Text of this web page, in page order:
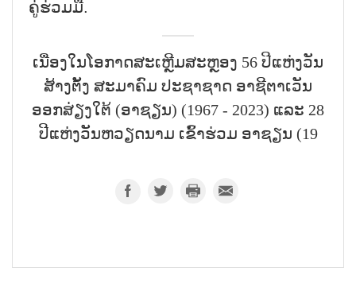
ຄູ່ຮ່ວມມື.
ເນື່ອງໃນໂອກາດສະເຫຼີມສະຫຼອງ 56 ປີແຫ່ງວັນ
ສ້າງຕັ້ງ ສະມາຄົມ ປະຊາຊາດ ອາຊີຕາເວັນ
ອອກສ່ຽງໃຕ້ (ອາຊຽນ) (1967 - 2023) ແລະ 28
ປີແຫ່ງວັນຫວຽດນາມ ເຂົ້າຮ່ວມ ອາຊຽນ (19